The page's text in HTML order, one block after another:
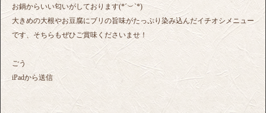
お鍋からいい匂いがしております(*´︶`*)
大きめの大根やお豆腐にブリの旨味がたっぷり染み込んだイチオシメニュー
です、そちらもぜひご賞味くださいませ！
ごう
iPadから送信